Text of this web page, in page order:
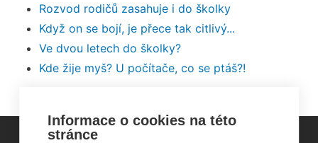
Rozvod rodičů zasahuje i do školky
Když on se bojí, je přece tak citlivý...
Ve dvou letech do školky?
Kde žije myš? U počítače, co se ptáš?!
Informace o cookies na této
stránce